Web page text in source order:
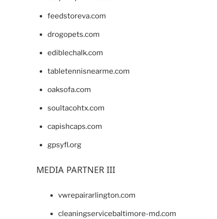
feedstoreva.com
drogopets.com
ediblechalk.com
tabletennisnearme.com
oaksofa.com
soultacohtx.com
capishcaps.com
gpsyfl.org
MEDIA PARTNER III
vwrepairarlington.com
cleaningservicebaltimore-md.com